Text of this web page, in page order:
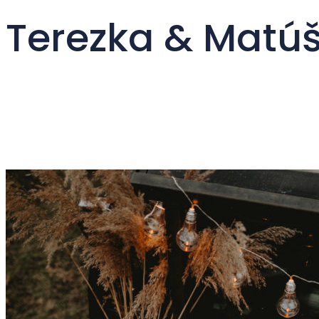
Terezka &